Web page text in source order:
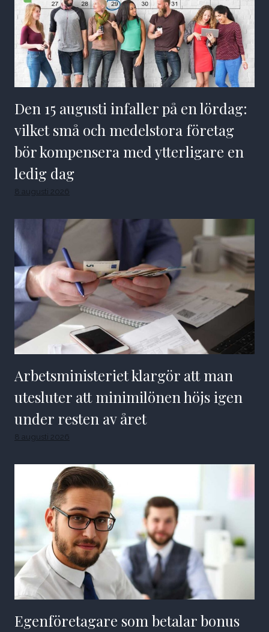
Den 15 augusti infaller på en lördag:
vilket små och medelstora företag
bör kompensera med ytterligare en
ledig dag
8 augusti 2026
Arbetsministeriet klargör att man
utesluter att minimilönen höjs igen
under resten av året
8 augusti 2026
Egenföretagare som betalar bonus